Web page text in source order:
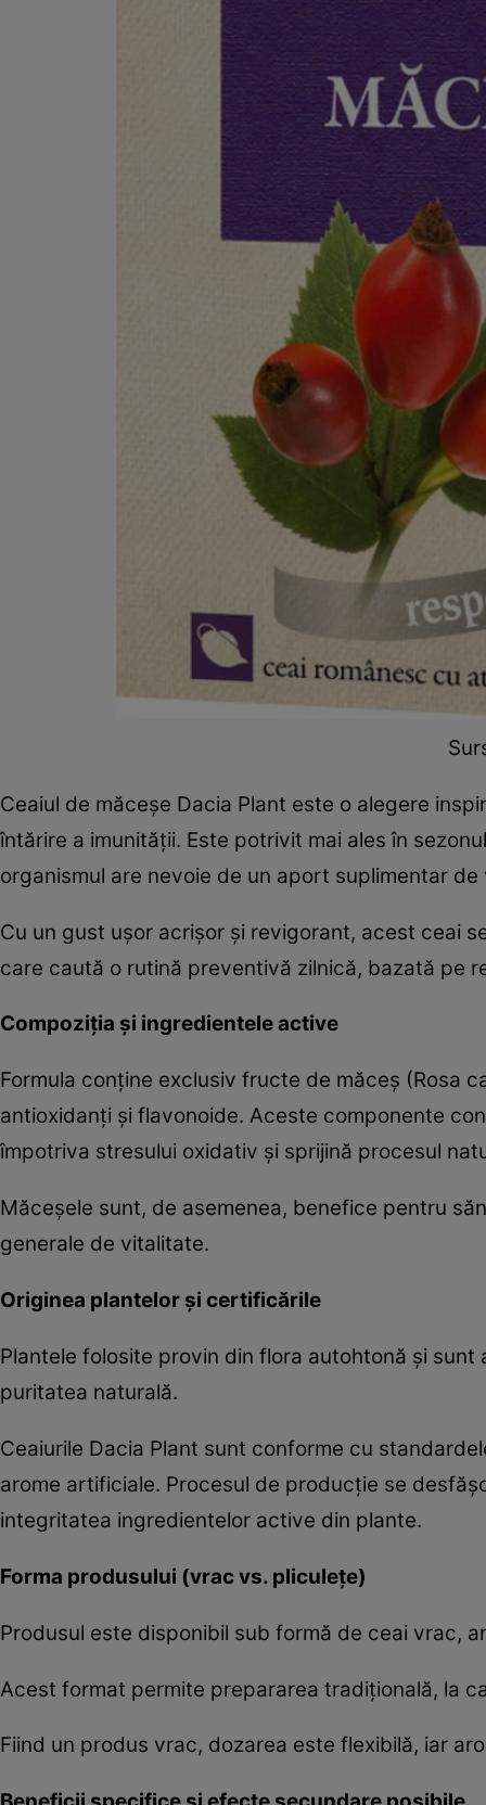
Ceaiul de măceșe Dacia Plant este o alegere
întărire a imunității. Este potrivit mai ales în
organismul are nevoie de un aport suplimentar
Cu un gust ușor acrișor și revigorant, acest ceai
care caută o rutină preventivă zilnică, bazată pe
Compoziția și ingredientele active
Formula conține exclusiv fructe de măceș (Rosa
antioxidanți și flavonoide. Aceste componente
împotriva stresului oxidativ și sprijină procesul
Măceșele sunt, de asemenea, benefice pentru
generale de vitalitate.
Originea plantelor și certificările
Plantele folosite provin din flora autohtonă și
puritatea naturală.
Ceaiurile Dacia Plant sunt conforme cu
arome artificiale. Procesul de producție se
integritatea ingredientelor active din plante.
Forma produsului (vrac vs. pliculețe)
Produsul este disponibil sub formă de ceai vrac,
Acest format permite prepararea tradițională, la
Fiind un produs vrac, dozarea este flexibilă, iar